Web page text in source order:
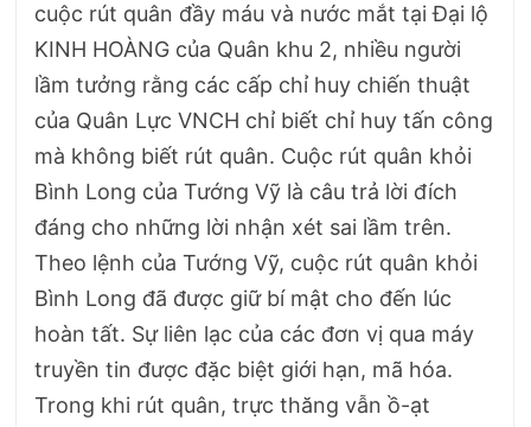
cuộc rút quân đầy máu và nước mắt tại Đại lộ
KINH HOÀNG của Quân khu 2, nhiều người
lầm tưởng rằng các cấp chỉ huy chiến thuật
của Quân Lực VNCH chỉ biết chỉ huy tấn công
mà không biết rút quân. Cuộc rút quân khỏi
Bình Long của Tướng Vỹ là câu trả lời đích
đáng cho những lời nhận xét sai lầm trên.
Theo lệnh của Tướng Vỹ, cuộc rút quân khỏi
Bình Long đã được giữ bí mật cho đến lúc
hoàn tất. Sự liên lạc của các đơn vị qua máy
truyền tin được đặc biệt giới hạn, mã hóa.
Trong khi rút quân, trực thăng vẫn ồ-ạt